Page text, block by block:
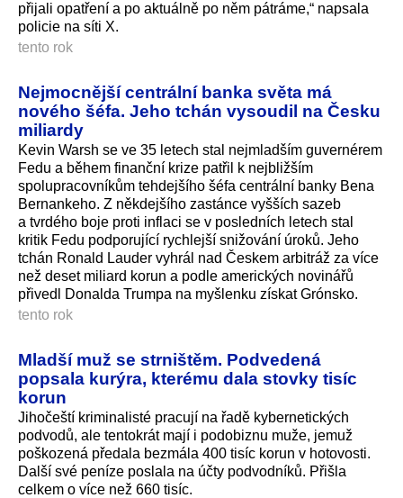
přijali opatření a po aktuálně po něm pátráme,“ napsala
policie na síti X.
tento rok
Nejmocnější centrální banka světa má
nového šéfa. Jeho tchán vysoudil na Česku
miliardy
Kevin Warsh se ve 35 letech stal nejmladším guvernérem
Fedu a během finanční krize patřil k nejbližším
spolupracovníkům tehdejšího šéfa centrální banky Bena
Bernankeho. Z někdejšího zastánce vyšších sazeb
a tvrdého boje proti inflaci se v posledních letech stal
kritik Fedu podporující rychlejší snižování úroků. Jeho
tchán Ronald Lauder vyhrál nad Českem arbitráž za více
než deset miliard korun a podle amerických novinářů
přivedl Donalda Trumpa na myšlenku získat Grónsko.
tento rok
Mladší muž se strništěm. Podvedená
popsala kurýra, kterému dala stovky tisíc
korun
Jihočeští kriminalisté pracují na řadě kybernetických
podvodů, ale tentokrát mají i podobiznu muže, jemuž
poškozená předala bezmála 400 tisíc korun v hotovosti.
Další své peníze poslala na účty podvodníků. Přišla
celkem o více než 660 tisíc.